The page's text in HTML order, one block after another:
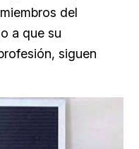
del
a que su
siguen